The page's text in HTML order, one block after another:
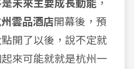
未來主要成長動能 ，
雲品酒店開幕後，預
開了以後，說不定就
來可能就就是杭州一